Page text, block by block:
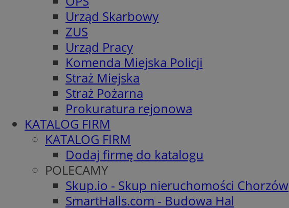
Urząd Skarbowy
ZUS
Urząd Pracy
Komenda Miejska Policji
Straż Miejska
Straż Pożarna
Prokuratura rejonowa
KATALOG FIRM
KATALOG FIRM
Dodaj firmę do katalogu
POLECAMY
Skup.io - Skup nieruchomości Chorzów
SmartHalls.com - Budowa Hal